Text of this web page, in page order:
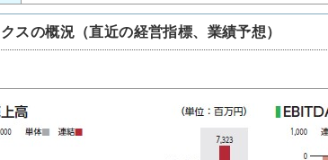
スの概況（直近の経営指標、業績予想）